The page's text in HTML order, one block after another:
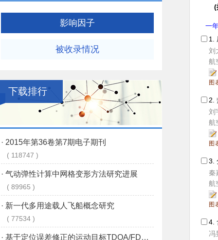
(
一
1.
刘
航
图
2.
刘
航
图
3.
秦
航
图
4.
冯
影响因子
被收录情况
下载排行